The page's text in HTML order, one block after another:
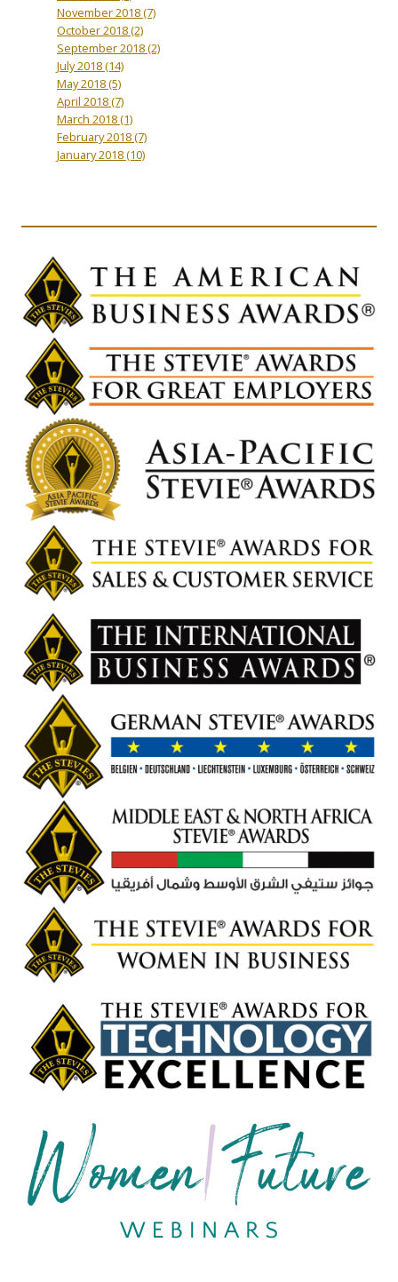
November 2018(7)
October 2018(2)
September 2018(2)
July 2018(14)
May 2018(5)
April 2018(7)
March 2018(1)
February 2018(7)
January 2018(10)